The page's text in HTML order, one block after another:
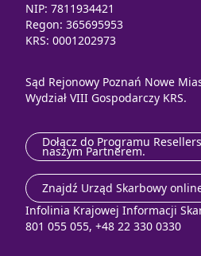
NIP: 7811934421
Regon: 365695953
KRS: 0001202973
Sąd Rejonowy Poznań Nowe
Wydział VIII Gospodarczy KRS.
Dołącz do Programu
naszym Partnerem.
Znajdź Urząd Skarbowy
Infolinia Krajowej Informacji
801 055 055, +48 22 330 0330